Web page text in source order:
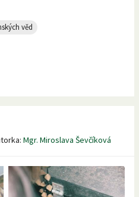
věd
Mgr. Miroslava Ševčíková